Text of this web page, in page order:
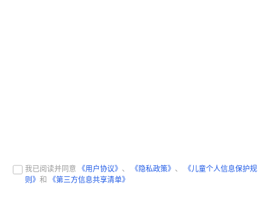
我已阅读并同意 《用户协议》 、 《隐私政策》 、
《儿童个人信息保护规
则》和 《第三方信息共享清单》